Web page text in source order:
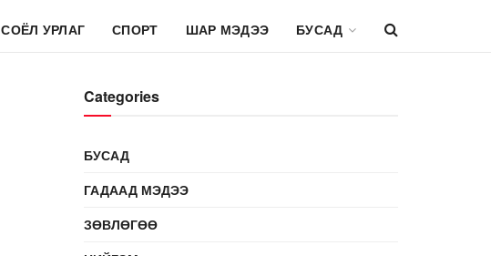
СОЁЛ УРЛАГ СПОРТ ШАР МЭДЭЭ БУСАД
Categories
БУСАД
ГАДААД МЭДЭЭ
ЗӨВЛӨГӨӨ